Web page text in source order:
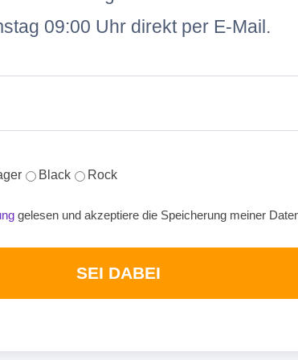
09:00 Uhr direkt per E-Mail.
Black Rock
gelesen und akzeptiere die Speicherung meiner
SEI DABEI